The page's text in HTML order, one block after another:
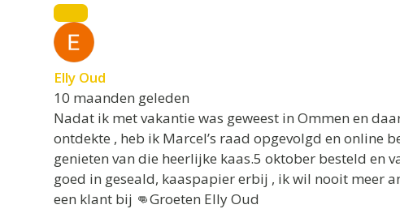
Elly Oud
10 maanden geleden
Nadat ik met vakantie was geweest in Ommen en
ontdekte , heb ik Marcel’s raad opgevolgd en online
genieten van die heerlijke kaas.5 oktober besteld en
goed in geseald, kaaspapier erbij , ik wil nooit meer
een klant bij 👊Groeten Elly Oud